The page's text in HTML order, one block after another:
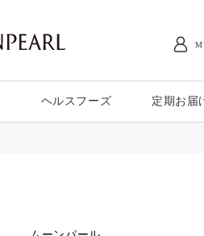
ヘルスフーズ 定期お届